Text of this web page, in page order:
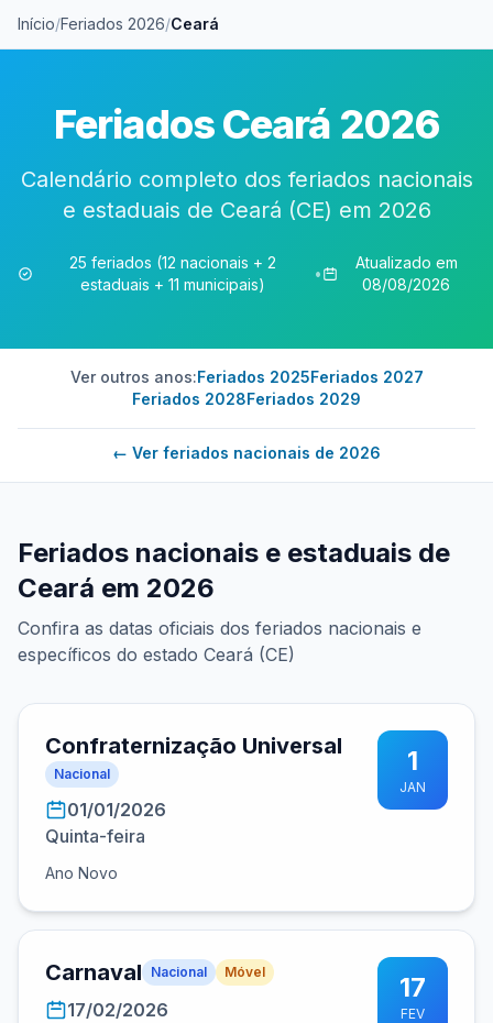
Início/Feriados 2026/Ceará
Feriados Ceará 2026
Calendário completo dos feriados nacionais
e estaduais de Ceará (CE) em 2026
25 feriados (12 nacionais + 2
estaduais + 11 municipais)
•
Atualizado em
08/08/2026
Ver outros anos:Feriados 2025Feriados 2027
Feriados 2028Feriados 2029
← Ver feriados nacionais de 2026
Feriados nacionais e estaduais de
Ceará em 2026
Confira as datas oficiais dos feriados nacionais e
específicos do estado Ceará (CE)
Confraternização Universal
Nacional
01/01/2026
Quinta-feira
Ano Novo
1
JAN
Carnaval Nacional Móvel
17/02/2026
17
FEV